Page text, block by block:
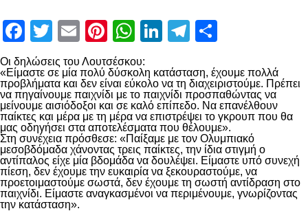
Facebook
Twitter
EmailPinterest
WhatsApp
LinkedIn
Telegram
Οι δηλώσεις του Λουτσέσκου:
«Είμαστε σε μία πολύ δύσκολη κατάσταση, έχουμε πολλά
προβλήματα και δεν είναι εύκολο να τη διαχειριστούμε. Πρέπει
να πηγαίνουμε παιχνίδι με το παιχνίδι προσπαθώντας να
μείνουμε αισιόδοξοι και σε καλό επίπεδο. Να επανέλθουν
παίκτες και μέρα με τη μέρα να επιστρέψει το γκρουπ που θα
μας οδηγήσει στα αποτελέσματα που θέλουμε».
Στη συνέχεια πρόσθεσε: «Παίξαμε με τον Ολυμπιακό
μεσοβδόμαδα χάνοντας τρεις παίκτες, την ίδια στιγμή ο
αντίπαλος είχε μία βδομάδα να δουλέψει. Είμαστε υπό συνεχή
πίεση, δεν έχουμε την ευκαιρία να ξεκουραστούμε, να
προετοιμαστούμε σωστά, δεν έχουμε τη σωστή αντίδραση στο
παιχνίδι. Είμαστε αναγκασμένοι να περιμένουμε, γνωρίζοντας
την κατάσταση».